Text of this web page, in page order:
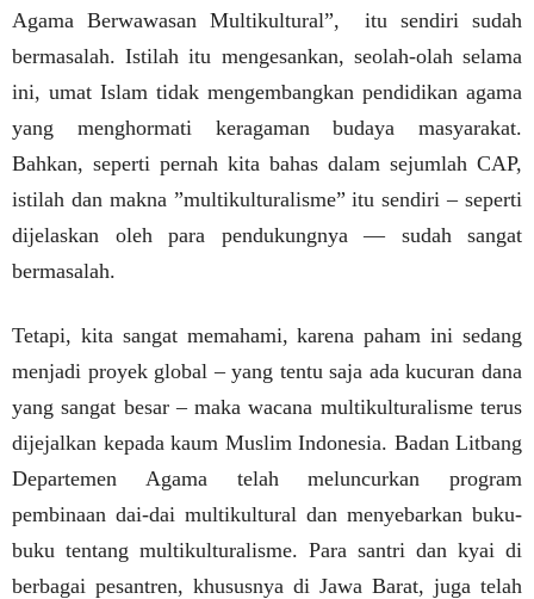
Agama Berwawasan Multikultural”,
itu sendiri sudah
bermasalah. Istilah itu mengesankan, seolah-olah selama
ini, umat Islam tidak mengembangkan pendidikan agama
yang menghormati keragaman budaya masyarakat.
Bahkan, seperti pernah kita bahas dalam sejumlah CAP,
istilah dan makna ”multikulturalisme” itu sendiri – seperti
dijelaskan oleh para pendukungnya — sudah sangat
bermasalah.
Tetapi, kita sangat memahami, karena paham ini sedang
menjadi proyek global – yang tentu saja ada kucuran dana
yang sangat besar – maka wacana multikulturalisme terus
dijejalkan kepada kaum Muslim Indonesia. Badan Litbang
Departemen Agama telah meluncurkan program
pembinaan dai-dai multikultural dan menyebarkan buku-
buku tentang multikulturalisme. Para santri dan kyai di
berbagai pesantren, khususnya di Jawa Barat, juga telah